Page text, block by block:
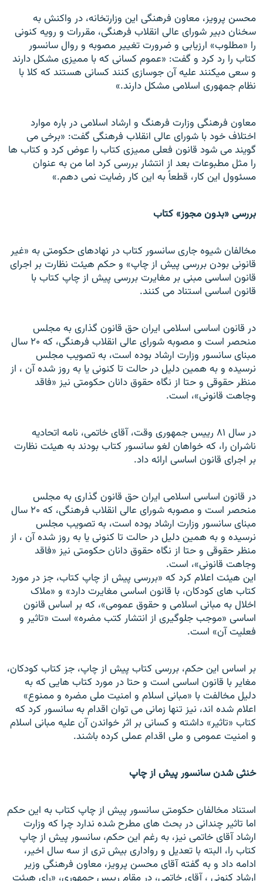
محسن پرويز، معاون فرهنگی اين وزارتخانه، در واکنش به
سخنان دبير شورای عالی انقلاب فرهنگی، مقررات و رويه کنونی
را «مطلوب» ارزيابی و ضرورت تغيير مصوبه و روال سانسور
کتاب را رد کرد و گفت: «عموم کسانی که با مميزی مشکل دارند
و سعی ميکنند عليه آن جوسازی کنند کسانی هستند که کلا با
نظام جمهوری اسلامی مشکل دارند.»
معاون فرهنگی وزارت فرهنگ و ارشاد اسلامی در باره موارد
اختلاف خود با شورای عالی انقلاب فرهنگی گفت: «برخی می
گويند می شود قانون فعلی مميزی کتاب را عوض کرد و کتاب ها
را مثل مطبوعات بعد از انتشار بررسی کرد اما من به عنوان
مسئوول اين کار، قطعاً به اين کار رضايت نمی دهم.»
بررسی «بدون مجوز» کتاب
مخالفان شيوه جاری سانسور کتاب در نهادهای حکومتی به «غير
قانونی بودن بررسی پيش از چاپ» و حکم هيئت نظارت بر اجرای
قانون اساسی مبنی بر مغايرت بررسی پيش از چاپ کتاب با
قانون اساسی استناد می کنند.
در قانون اساسی اسلامی ايران حق قانون گذاری به مجلس
منحصر است و مصوبه شورای عالی انقلاب فرهنگی، که ۲۰ سال
مبنای سانسور وزارت ارشاد بوده است، به تصويب مجلس
نرسيده و به همين دليل در حالت تا کنونی يا به روز شده آن ، از
منظر حقوقی و حتا از نگاه حقوق دانان حکومتی نيز «فاقد
وجاهت قانونی»، است.
در سال ۸۱ رییس جمهوری وقت، آقای خاتمی، نامه اتحاديه
ناشران را، که خواهان لغو سانسور کتاب بودند به هيئت نظارت
بر اجرای قانون اساسی ارائه داد.
در قانون اساسی اسلامی ايران حق قانون گذاری به مجلس
منحصر است و مصوبه شورای عالی انقلاب فرهنگی، که ۲۰ سال
مبنای سانسور وزارت ارشاد بوده است، به تصويب مجلس
نرسيده و به همين دليل در حالت تا کنونی يا به روز شده آن ، از
منظر حقوقی و حتا از نگاه حقوق دانان حکومتی نيز «فاقد
وجاهت قانونی»، است.
اين هيئت اعلام کرد که «بررسی پيش از چاپ کتاب، جز در مورد
کتاب های کودکان، با قانون اساسی مغايرت دارد» و «ملاک
اخلال به مبانی اسلامی و حقوق عمومی»، که بر اساس قانون
اساسی «موجب جلوگيری از انتشار کتب مضره» است «تاثير و
فعليت آن» است.
بر اساس اين حکم، بررسی کتاب پيش از چاپ، جز کتاب کودکان،
مغاير با قانون اساسی است و حتا در مورد کتاب هایی که به
دليل مخالفت با «مبانی اسلام و امنيت ملی مضره و ممنوع»
اعلام شده اند، نيز تنها زمانی می توان اقدام به سانسور کرد که
کتاب «تاثير» داشته و کسانی بر اثر خواندن آن عليه مبانی اسلام
و امنيت عمومی و ملی اقدام عملی کرده باشند.
خنثی شدن سانسور پيش از چاپ
استناد مخالفان حکومتی سانسور پيش از چاپ کتاب به اين حکم
اما تاثير چندانی در بحث های مطرح شده ندارد چرا که وزارت
ارشاد آقای خاتمی نيز، به رغم اين حکم، سانسور پيش از چاپ
کتاب را، البته با تعديل و رواداری بيش تری از سه سال اخير،
ادامه داد و به گفته آقای محسن پرويز، معاون فرهنگی وزير